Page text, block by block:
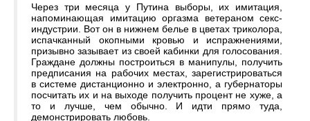
Через три месяца у Путина выборы, их имитация,
напоминающая имитацию оргазма ветераном секс-
индустрии. Вот он в нижнем белье в цветах триколора,
испачканный окопными кровью и испражнениями,
призывно зазывает из своей кабинки для голосования.
Граждане должны построиться в манипулы, получить
предписания на рабочих местах, зарегистрироваться
в системе дистанционно и электронно, а губернаторы
посчитать их и на выходе получить процент не хуже, а
то и лучше, чем обычно. И идти прямо туда,
демонстрировать любовь.